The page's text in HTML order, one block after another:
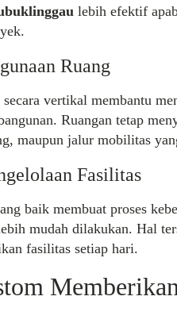
lebih efektif
Ruang
secara vertikal membantu
Ruangan tetap
maupun jalur mobilitas
Fasilitas
baik membuat proses
mudah dilakukan. Hal
fasilitas setiap hari.